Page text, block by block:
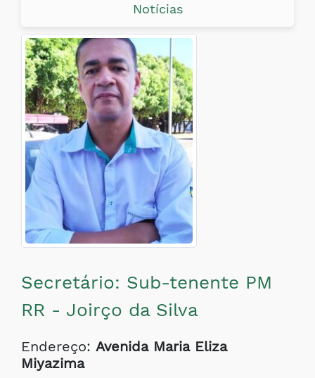
Notícias
Secretário: Sub-tenente PM
RR - Joirço da Silva
Endereço: Avenida Maria Eliza
Miyazima